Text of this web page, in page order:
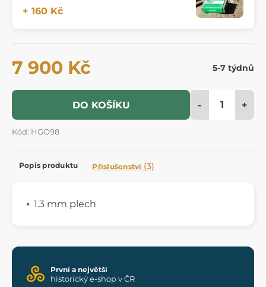
+ 160 Kč
7 900 Kč 5-7 týdnů
DO KOŠÍKU - +
Kód: HGO98
Popis produktu Příslušenství (3)
1.3 mm plech
První a největší
historický e-shop v ČR